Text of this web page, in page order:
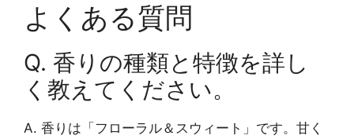
よくある質問
Q. 香りの種類と特徴を詳し
く教えてください。
A. 香りは「フローラル＆スウィート」です。甘く